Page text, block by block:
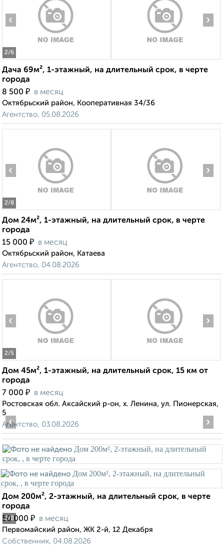
2/6
‹ ›
Дача 69м², 1-этажный, на длительный срок, в черте
города
8 500 ₽ в месяц
Октябрьский район, Кооперативная 34/36
Агентство, 05.08.2026
2/8
‹ ›
Дом 24м², 1-этажный, на длительный срок, в черте
города
15 000 ₽ в месяц
Октябрьский район, Катаева
Агентство, 04.08.2026
2/5
‹ ›
Дом 45м², 1-этажный, на длительный срок, 15 км от
города
7 000 ₽ в месяц
Ростовская обл. Аксайский р-он, х. Ленина, ул. Пионерская,
5
Агентство, 03.08.2026
2/8
‹ ›
Дом 200м², 2-этажный, на длительный срок, в черте
города
50 000 ₽ в месяц
Первомайский район, ЖК 2-й, 12 Декабря
Собственник, 04.08.2026